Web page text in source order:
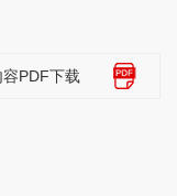
容PDF下载